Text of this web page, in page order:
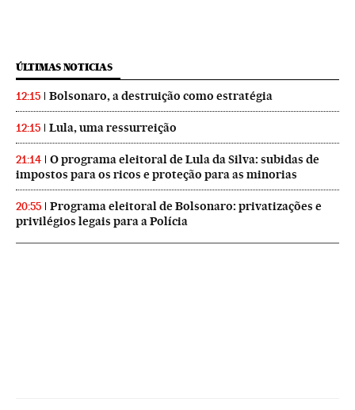
ÚLTIMAS NOTICIAS
12:15 Bolsonaro, a destruição como estratégia
12:15 Lula, uma ressurreição
21:14
O programa eleitoral de Lula da Silva: subidas de
impostos para os ricos e proteção para as minorias
20:55
Programa eleitoral de Bolsonaro: privatizações e
privilégios legais para a Polícia